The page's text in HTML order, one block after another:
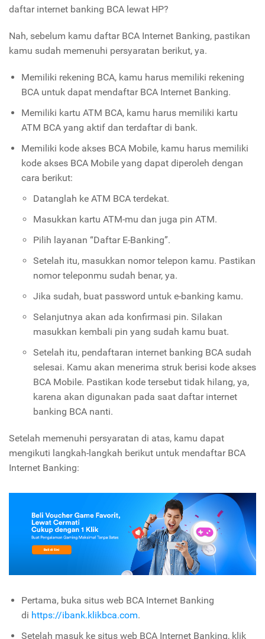
daftar internet banking BCA lewat HP?
Nah, sebelum kamu daftar BCA Internet Banking, pastikan
kamu sudah memenuhi persyaratan berikut, ya.
Memiliki rekening BCA, kamu harus memiliki rekening
BCA untuk dapat mendaftar BCA Internet Banking.
Memiliki kartu ATM BCA, kamu harus memiliki kartu
ATM BCA yang aktif dan terdaftar di bank.
Memiliki kode akses BCA Mobile, kamu harus memiliki
kode akses BCA Mobile yang dapat diperoleh dengan
cara berikut:
Datanglah ke ATM BCA terdekat.
Masukkan kartu ATM-mu dan juga pin ATM.
Pilih layanan “Daftar E-Banking”.
Setelah itu, masukkan nomor telepon kamu. Pastikan
nomor teleponmu sudah benar, ya.
Jika sudah, buat password untuk e-banking kamu.
Selanjutnya akan ada konfirmasi pin. Silakan
masukkan kembali pin yang sudah kamu buat.
Setelah itu, pendaftaran internet banking BCA sudah
selesai. Kamu akan menerima struk berisi kode akses
BCA Mobile. Pastikan kode tersebut tidak hilang, ya,
karena akan digunakan pada saat daftar internet
banking BCA nanti.
Setelah memenuhi persyaratan di atas, kamu dapat
mengikuti langkah-langkah berikut untuk mendaftar BCA
Internet Banking:
Pertama, buka situs web BCA Internet Banking
di https://ibank.klikbca.com.
Setelah masuk ke situs web BCA Internet Banking, klik